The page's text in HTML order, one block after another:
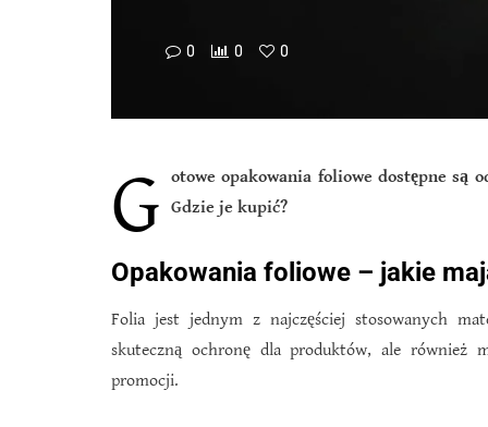
0 0 0
G otowe opakowania foliowe dostępne są
Gdzie je kupić?
Opakowania foliowe – jakie
Folia jest jednym z najczęściej stosowanych
skuteczną ochronę dla produktów, ale również
promocji.